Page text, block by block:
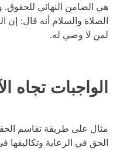
هي الضامن النهائي
الصلاة والسلام أنه قال:
لمن لا وصي له.
الواجبات تجاه
مثال على طريقة تقاسم
الحق في الرعاية